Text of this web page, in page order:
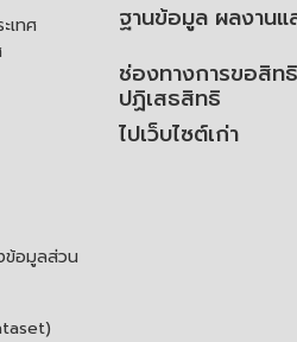
เทศ
ข้อมูลส่วน
ฐานข้อมูล ผลงานแ
ช่องทางการขอสิท
ปฏิเสธสิทธิ
ไปเว็บไซต์เก่า